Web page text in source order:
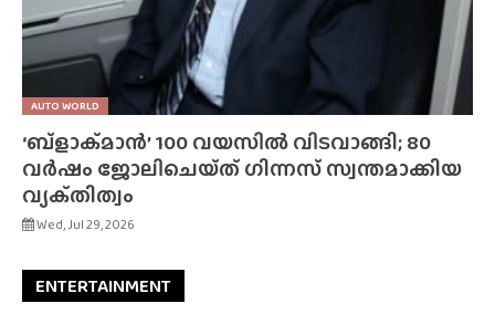
AUTO WORLD
‘ബ്‌ളാക്‌മാൻ’ 100 വയസിൽ വിടവാങ്ങി; 80
വർഷം ജോലിചെയ്‌ത്‌ ഗിന്നസ് സ്വന്തമാക്കിയ
വ്യക്‌തിത്വം
Wed, Jul 29, 2026
ENTERTAINMENT